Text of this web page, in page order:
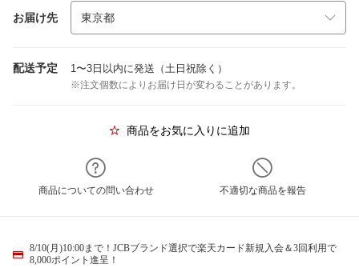
お届け先
配送予定 1〜3日以内に発送（土日祝除く）
※注文個数によりお届け日が変わることがあります。
商品をお気に入りに追加
商品についての問い合わせ 不適切な商品を報告
8/10(月)10:00まで！JCBブランド選択で楽天カード新規入会＆3回利用で
8,000ポイント進呈！